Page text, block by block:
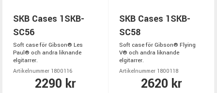
SKB Cases 1SKB-
SC56
Soft case för Gibson® Les
Paul® och andra liknande
elgitarrer.
Artikelnummer 1800116
2290 kr
SKB Cases 1SKB-
SC58
Soft case för Gibson® Flying
V® och andra liknande
elgitarrer.
Artikelnummer 1800118
2620 kr